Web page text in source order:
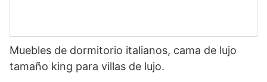
Muebles de dormitorio italianos, cama de lujo
tamaño king para villas de lujo.